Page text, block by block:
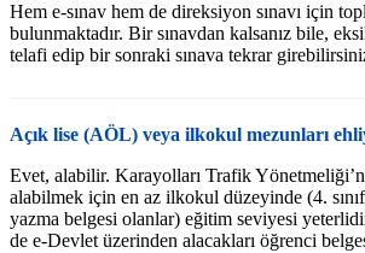
Hem e-sınav hem de direksiyon sınavı için
bulunmaktadır. Bir sınavdan kalsanız bile,
telafi edip bir sonraki sınava tekrar
Açık lise (AÖL) veya ilkokul mezunları
Evet, alabilir. Karayolları Trafik
alabilmek için en az ilkokul düzeyinde (4.
yazma belgesi olanlar) eğitim seviyesi
de e-Devlet üzerinden alacakları öğrenci